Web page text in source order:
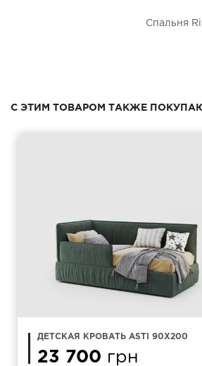
Спальня
С ЭТИМ ТОВАРОМ ТАКЖЕ
ДЕТСКАЯ КРОВАТЬ ASTI 90Х200
23 700 грн